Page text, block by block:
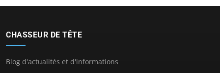
CHASSEUR DE TÊTE
Blog d'actualités et d'informations